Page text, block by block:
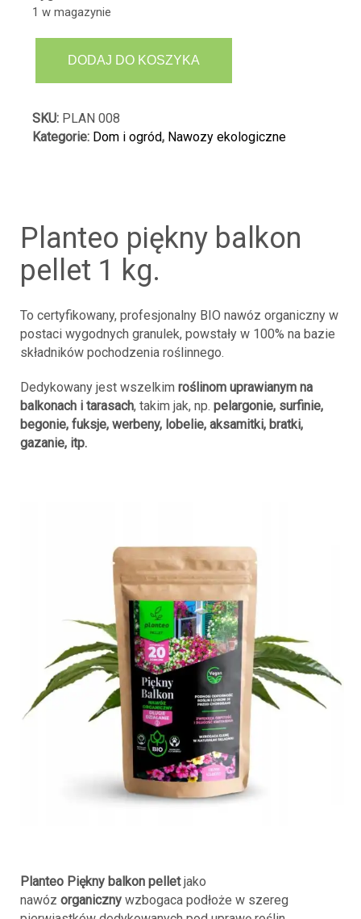
1 w magazynie
PLANTEO
PIĘKNY
PELLET
1
NAWÓZ
DODAJ DO KOSZYKA
SKU: PLAN 008
Kategorie: Dom i ogród, Nawozy ekologiczne
planteo piękny balkon
pellet 1 kg.
To certyfikowany, profesjonalny BIO nawóz organiczny w
postaci wygodnych granulek, powstały w 100% na bazie
składników pochodzenia roślinnego.
Dedykowany jest wszelkimroślinom uprawianym na
balkonach i tarasach, takim jak, np.pelargonie, surfinie,
begonie, fuksje, werbeny, lobelie, aksamitki, bratki,
gazanie, itp.
Planteo Piękny balkon pelletjako
nawózorganiczny wzbogaca podłoże w szereg